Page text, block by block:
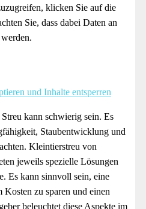
klicken Sie auf die
Sie, dass dabei Daten an
und Inhalte entsperren
kann schwierig sein. Es
Staubentwicklung und
Kleintierstreu von
jeweils spezielle Lösungen
Es kann sinnvoll sein, eine
zu sparen und einen
beleuchtet diese Aspekte im